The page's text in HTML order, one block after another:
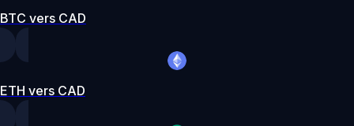
BTC vers CAD
ETH vers CAD